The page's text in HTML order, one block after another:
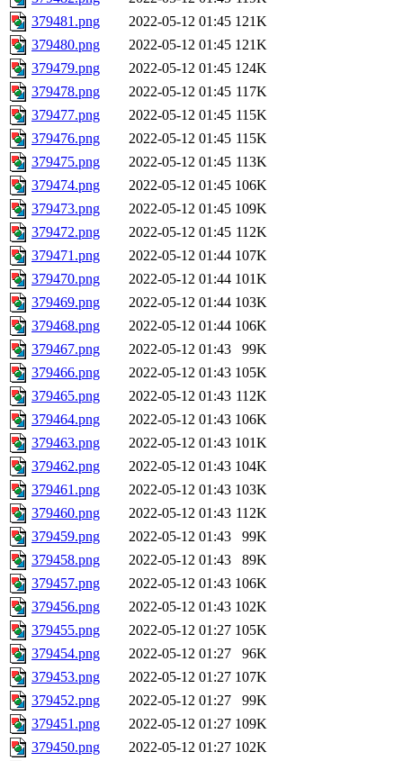
379481.png
2022-05-12 01:45 121K
379480.png
2022-05-12 01:45 121K
379479.png
2022-05-12 01:45 124K
379478.png
2022-05-12 01:45 117K
379477.png
2022-05-12 01:45 115K
379476.png
2022-05-12 01:45 115K
379475.png
2022-05-12 01:45 113K
379474.png
2022-05-12 01:45 106K
379473.png
2022-05-12 01:45 109K
379472.png
2022-05-12 01:45 112K
379471.png
2022-05-12 01:44 107K
379470.png
2022-05-12 01:44 101K
379469.png
2022-05-12 01:44 103K
379468.png
2022-05-12 01:44 106K
379467.png
2022-05-12 01:43
99K
379466.png
2022-05-12 01:43 105K
379465.png
2022-05-12 01:43 112K
379464.png
2022-05-12 01:43 106K
379463.png
2022-05-12 01:43 101K
379462.png
2022-05-12 01:43 104K
379461.png
2022-05-12 01:43 103K
379460.png
2022-05-12 01:43 112K
379459.png
2022-05-12 01:43
99K
379458.png
2022-05-12 01:43
89K
379457.png
2022-05-12 01:43 106K
379456.png
2022-05-12 01:43 102K
379455.png
2022-05-12 01:27 105K
379454.png
2022-05-12 01:27
96K
379453.png
2022-05-12 01:27 107K
379452.png
2022-05-12 01:27
99K
379451.png
2022-05-12 01:27 109K
379450.png
2022-05-12 01:27 102K